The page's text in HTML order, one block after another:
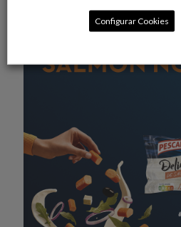
Leer más
Configurar Cookies